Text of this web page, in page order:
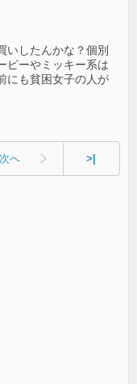
いしたんかな？個別
ピーやミッキー系は
にも貧困女子の人が
次へ >|